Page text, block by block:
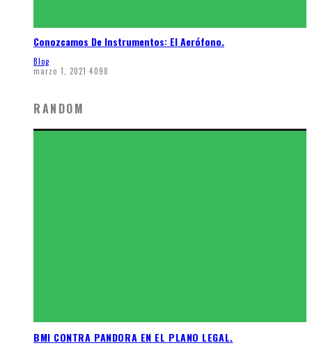
Conozcamos De Instrumentos: El Aerófono.
Blog
marzo 1, 2021 4098
RANDOM
BMI CONTRA PANDORA EN EL PLANO LEGAL.